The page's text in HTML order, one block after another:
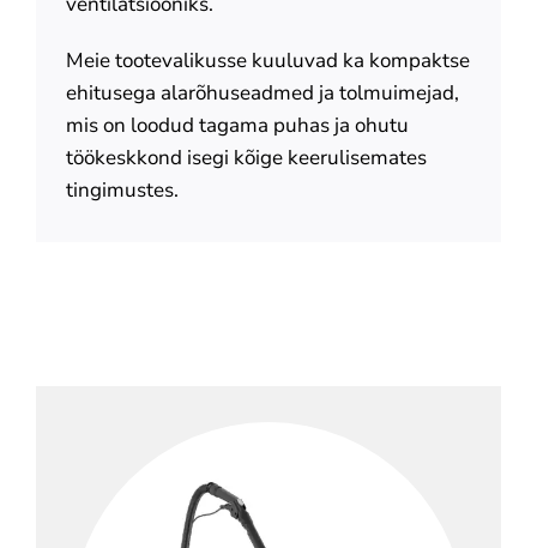
Meie tootevalikusse kuuluvad ka kompaktse
ehitusega alarõhuseadmed ja tolmuimejad,
mis on loodud tagama puhas ja ohutu
töökeskkond isegi kõige keerulisemates
tingimustes.